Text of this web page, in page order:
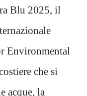
Blu 2025, il
Environmental
che si
acque, la